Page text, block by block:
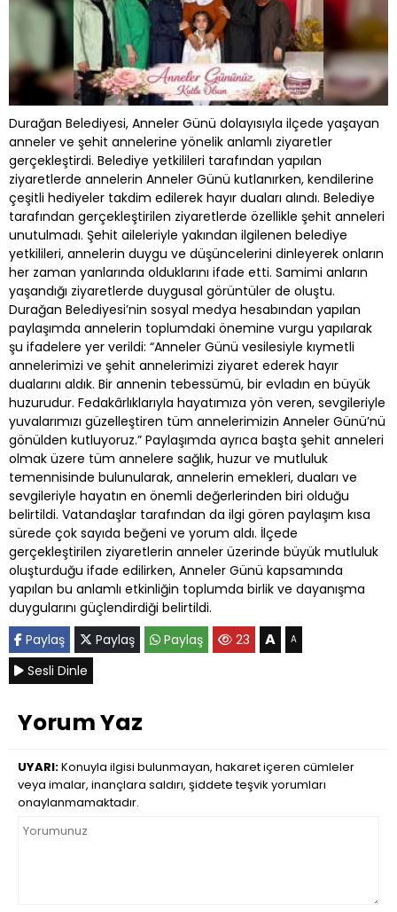
Durağan Belediyesi, Anneler Günü dolayısıyla ilçede yaşayan
anneler ve şehit annelerine yönelik anlamlı ziyaretler
gerçekleştirdi. Belediye yetkilileri tarafından yapılan
ziyaretlerde annelerin Anneler Günü kutlanırken, kendilerine
çeşitli hediyeler takdim edilerek hayır duaları alındı. Belediye
tarafından gerçekleştirilen ziyaretlerde özellikle şehit anneleri
unutulmadı. Şehit aileleriyle yakından ilgilenen belediye
yetkilileri, annelerin duygu ve düşüncelerini dinleyerek onların
her zaman yanlarında olduklarını ifade etti. Samimi anların
yaşandığı ziyaretlerde duygusal görüntüler de oluştu.
Durağan Belediyesi’nin sosyal medya hesabından yapılan
paylaşımda annelerin toplumdaki önemine vurgu yapılarak
şu ifadelere yer verildi: “Anneler Günü vesilesiyle kıymetli
annelerimizi ve şehit annelerimizi ziyaret ederek hayır
dualarını aldık. Bir annenin tebessümü, bir evladın en büyük
huzurudur. Fedakârlıklarıyla hayatımıza yön veren, sevgileriyle
yuvalarımızı güzelleştiren tüm annelerimizin Anneler Günü’nü
gönülden kutluyoruz.” Paylaşımda ayrıca başta şehit anneleri
olmak üzere tüm annelere sağlık, huzur ve mutluluk
temennisinde bulunularak, annelerin emekleri, duaları ve
sevgileriyle hayatın en önemli değerlerinden biri olduğu
belirtildi. Vatandaşlar tarafından da ilgi gören paylaşım kısa
sürede çok sayıda beğeni ve yorum aldı. İlçede
gerçekleştirilen ziyaretlerin anneler üzerinde büyük mutluluk
oluşturduğu ifade edilirken, Anneler Günü kapsamında
yapılan bu anlamlı etkinliğin toplumda birlik ve dayanışma
duygularını güçlendirdiği belirtildi.
Paylaş
Paylaş Paylaş 23 A A
Sesli Dinle
Yorum Yaz
UYARI:Konuyla ilgisi bulunmayan, hakaret içeren cümleler
veya imalar, inançlara saldırı, şiddete teşvik yorumları
onaylanmamaktadır.